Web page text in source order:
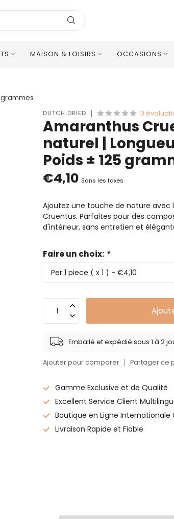
MAISON & LOISIRS OCCASIONS
DUTCH DRIED 0
Amaranthus
naturel |
Poids ± 125
€4,10 Sans les taxes
Ajoutez une touche de nature avec
Cruentus. Parfaites pour des
d'intérieur, sans entretien et
Faire un choix: *
Emballé et expédié sous 1 à 2
Ajouter pour comparer Partager ce
Gamme Exclusive et de Qualité
Excellent Service Client
Boutique en Ligne Internationale
Livraison Rapide et Fiable